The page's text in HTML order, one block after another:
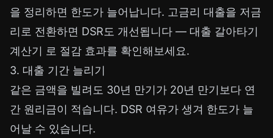
을 정리하면 한도가 늘어납니다. 고금리 대출을 저금
리로 전환하면 DSR도 개선됩니다 — 대출 갈아타기
계산기 로 절감 효과를 확인해보세요.
3. 대출 기간 늘리기
같은 금액을 빌려도 30년 만기가 20년 만기보다 연
간 원리금이 적습니다. DSR 여유가 생겨 한도가 늘
어날 수 있습니다.